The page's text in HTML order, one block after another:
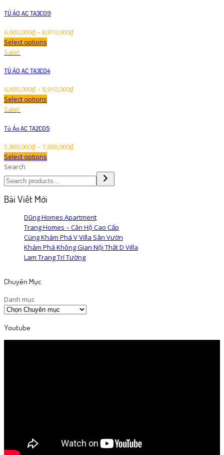
TỦ ÁO AC TA3C09
6,600,000₫– 8,910,000₫
Select options
Sale!
TỦ ÁO AC TA3C04
6,600,000₫– 8,910,000₫
Select options
Sale!
Tủ Áo AC TA2C05
5,800,000₫– 7,600,000₫
Select options
Search
Bài Viết Mới
Dũng Homes Apartment
Trang Homes – Căn Hộ Cao Cấp
Cùng Khám Phá V Villa Sân Vườn
Khám Phá Không Gian Nội Thất D Villa
Lam Trang Trí Tường
Chuyên Mục
Danh mục
Youtube